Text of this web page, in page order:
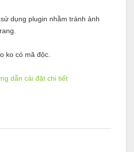
dụng plugin nhằm tránh ảnh
ko có mã độc.
dẫn cài đặt chi tiết